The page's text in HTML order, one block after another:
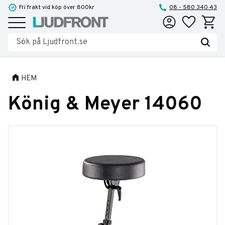
Meny
Fri frakt vid köp över 800kr 08 - 580 340 43
Favoriter
HEM
König & Meyer 14060